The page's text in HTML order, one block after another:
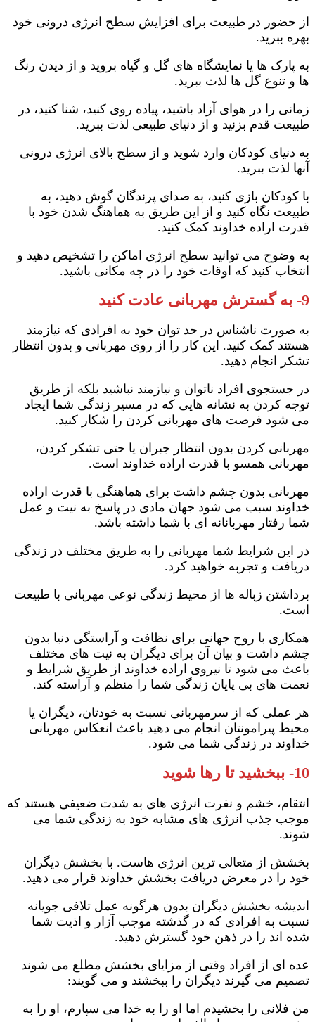
از حضور در طبیعت برای افزایش سطح انرژی درونی خود
بهره ببرید.
به پارک ها یا نمایشگاه های گل و گیاه بروید و از دیدن رنگ
ها و تنوع گل ها لذت ببرید.
زمانی را در هوای آزاد باشید، پیاده روی کنید، شنا کنید، در
طبیعت قدم بزنید و از دنیای طبیعی لذت ببرید.
به دنیای کودکان وارد شوید و از سطح بالای انرژی درونی
آنها لذت ببرید.
با کودکان بازی کنید، به صدای پرندگان گوش دهید، به
طبیعت نگاه کنید و از این طریق به هماهنگ شدن خود با
قدرت اراده خداوند کمک کنید.
به وضوح می توانید سطح انرژی اماکن را تشخیص دهید و
انتخاب کنید که اوقات خود را در چه مکانی باشید.
9- به گسترش مهربانی عادت کنید
به صورت ناشناس در حد توان خود به افرادی که نیازمند
هستند کمک کنید. این کار را از روی مهربانی و بدون انتظار
تشکر انجام دهید.
در جستجوی افراد ناتوان و نیازمند نباشید بلکه از طریق
توجه کردن به نشانه هایی که در مسیر زندگی شما ایجاد
می شود فرصت های مهربانی کردن را شکار کنید.
مهربانی کردن بدون انتظار جبران یا حتی تشکر کردن،
مهربانی همسو با قدرت اراده خداوند است.
مهربانی بدون چشم داشت برای هماهنگی با قدرت اراده
خداوند سبب می شود جهان مادی در پاسخ به نیت و عمل
شما رفتار مهربانانه ای با شما داشته باشد.
در این شرایط شما مهربانی را به طریق مختلف در زندگی
دریافت و تجربه خواهید کرد.
برداشتن زباله ها از محیط زندگی نوعی مهربانی با طبیعت
است.
همکاری با روح جهانی برای نظافت و آراستگی دنیا بدون
چشم داشت و بیان آن برای دیگران به نیت های مختلف
باعث می شود تا نیروی اراده خداوند از طریق شرایط و
نعمت های بی پایان زندگی شما را منظم و آراسته کند.
هر عملی که از سرمهربانی نسبت به خودتان، دیگران یا
محیط پیرامونتان انجام می دهید باعث انعکاس مهربانی
خداوند در زندگی شما می شود.
10- ببخشید تا رها شوید
انتقام، خشم و نفرت انرژی های به شدت ضعیفی هستند که
موجب جذب انرژی های مشابه خود به زندگی شما می
شوند.
بخشش از متعالی ترین انرژی هاست. با بخشش دیگران
خود را در معرض دریافت بخشش خداوند قرار می دهید.
اندیشه بخشش دیگران بدون هرگونه عمل تلافی جویانه
نسبت به افرادی که در گذشته موجب آزار و اذیت شما
شده اند را در ذهن خود گسترش دهید.
عده ای از افراد وقتی از مزایای بخشش مطلع می شوند
تصمیم می گیرند دیگران را ببخشند و می گویند:
من فلانی را بخشیدم اما او را به خدا می سپارم، او را به